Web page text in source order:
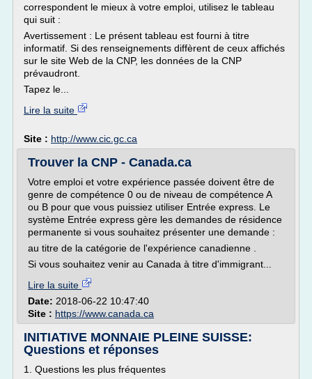
correspondent le mieux à votre emploi, utilisez le tableau
qui suit :
Avertissement : Le présent tableau est fourni à titre
informatif. Si des renseignements diffèrent de ceux affichés
sur le site Web de la CNP, les données de la CNP
prévaudront.
Tapez le...
Lire la suite
Site : http://www.cic.gc.ca
Trouver la CNP - Canada.ca
Votre emploi et votre expérience passée doivent être de
genre de compétence 0 ou de niveau de compétence A
ou B pour que vous puissiez utiliser Entrée express. Le
système Entrée express gère les demandes de résidence
permanente si vous souhaitez présenter une demande :
au titre de la catégorie de l'expérience canadienne .
Si vous souhaitez venir au Canada à titre d'immigrant...
Lire la suite
Date: 2018-06-22 10:47:40
Site : https://www.canada.ca
INITIATIVE MONNAIE PLEINE SUISSE:
Questions et réponses
1. Questions les plus fréquentes